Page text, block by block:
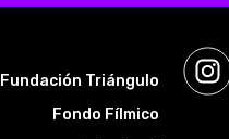
Fundación Triángulo
Fondo Fílmico